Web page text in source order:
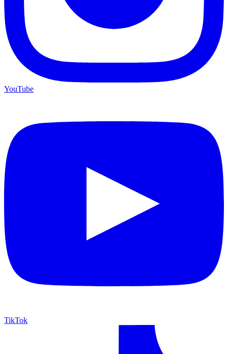
YouTube
TikTok